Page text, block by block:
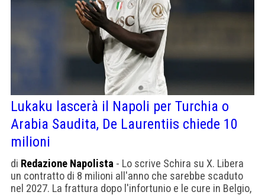
Lukaku lascerà il Napoli per Turchia o
Arabia Saudita, De Laurentiis chiede 10
milioni
di Redazione Napolista - Lo scrive Schira su X. Libera
un contratto di 8 milioni all'anno che sarebbe scaduto
nel 2027. La frattura dopo l'infortunio e le cure in Belgio,